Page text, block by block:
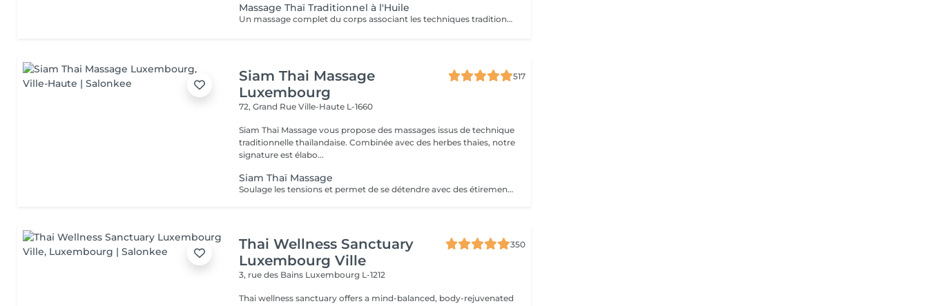
Massage Thaï Traditionnel à l'Huile
Un massage complet du corps associant les techniques traditionnelles thaïlandaises à l'utilisation d'huiles naturelles. Les mouvements fluides et les pressions adaptées aident à détendre les muscles, stimuler la circulation, réduire le stress et procurer une profonde sensation de bien-être.
Siam Thai Massage
Luxembourg
517
72, Grand RueVille-Haute L-1660
Siam Thaï Massage vous propose des massages issus de technique
traditionnelle thaïlandaise. Combinée avec des herbes thaïes, notre
signature est élabo...
Siam Thaï Massage
Soulage les tensions et permet de se détendre avec des étirements délicats de votre corps pour améliorer la mobilité et la flexibilité, suivie par les techniques de massage thaï par des pressions, sans utilisation dhuile.
Thai Wellness Sanctuary
Luxembourg Ville
350
3, rue des Bains Luxembourg L-1212
Thai wellness sanctuary offers a mind-balanced, body-rejuvenated